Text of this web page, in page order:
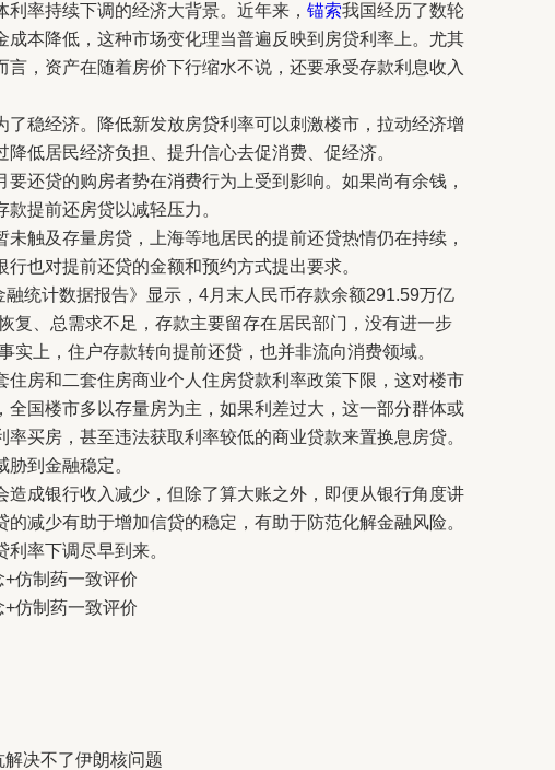
率持续下调的经济大背景。近年来， 锚索我国经历了数轮
本降低，这种市场变化理当普遍反映到房贷利率上。尤其
，资产在随着房价下行缩水不说，还要承受存款利息收入
稳经济。降低新发放房贷利率可以刺激楼市，拉动经济增
低居民经济负担、提升信心去促消费、促经济。
贷的购房者势在消费行为上受到影响。如果尚有余钱，
提前还房贷以减轻压力。
及存量房贷，上海等地居民的提前还贷热情仍在持续，
也对提前还贷的金额和预约方式提出要求。
计数据报告》显示，4月末人民币存款余额291.59万亿
复、总需求不足，存款主要留存在居民部门，没有进一步
实上，住户存款转向提前还贷，也并非流向消费领域。
房和二套住房商业个人住房贷款利率政策下限，这对楼市
国楼市多以存量房为主，如果利差过大，这一部分群体或
买房，甚至违法获取利率较低的商业贷款来置换息房贷。
到金融稳定。
成银行收入减少，但除了算大账之外，即便从银行角度讲
减少有助于增加信贷的稳定，有助于防范化解金融风险。
率下调尽早到来。
仿制药一致评价
仿制药一致评价
决不了伊朗核问题